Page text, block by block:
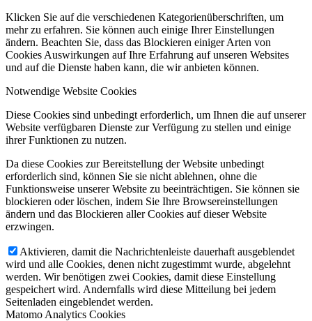
Klicken Sie auf die verschiedenen Kategorienüberschriften, um
mehr zu erfahren. Sie können auch einige Ihrer Einstellungen
ändern. Beachten Sie, dass das Blockieren einiger Arten von
Cookies Auswirkungen auf Ihre Erfahrung auf unseren Websites
und auf die Dienste haben kann, die wir anbieten können.
Notwendige Website Cookies
Diese Cookies sind unbedingt erforderlich, um Ihnen die auf unserer
Website verfügbaren Dienste zur Verfügung zu stellen und einige
ihrer Funktionen zu nutzen.
Da diese Cookies zur Bereitstellung der Website unbedingt
erforderlich sind, können Sie sie nicht ablehnen, ohne die
Funktionsweise unserer Website zu beeinträchtigen. Sie können sie
blockieren oder löschen, indem Sie Ihre Browsereinstellungen
ändern und das Blockieren aller Cookies auf dieser Website
erzwingen.
Aktivieren, damit die Nachrichtenleiste dauerhaft ausgeblendet
wird und alle Cookies, denen nicht zugestimmt wurde, abgelehnt
werden. Wir benötigen zwei Cookies, damit diese Einstellung
gespeichert wird. Andernfalls wird diese Mitteilung bei jedem
Seitenladen eingeblendet werden.
Matomo Analytics Cookies